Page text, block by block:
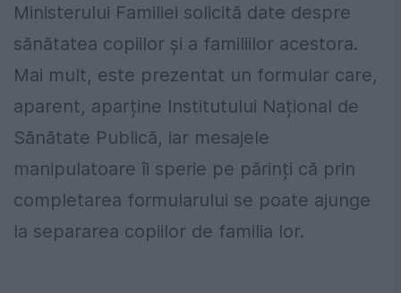
Ministerului Familiei solicită date despre
sănătatea copiilor și a familiilor acestora.
Mai mult, este prezentat un formular care,
aparent, aparține Institutului Național de
Sănătate Publică, iar mesajele
manipulatoare îi sperie pe părinți că prin
completarea formularului se poate ajunge
la separarea copiilor de familia lor.